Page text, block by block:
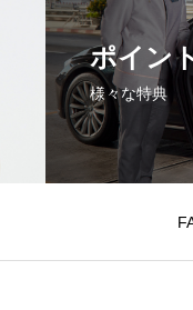
ポイン
様々な特典